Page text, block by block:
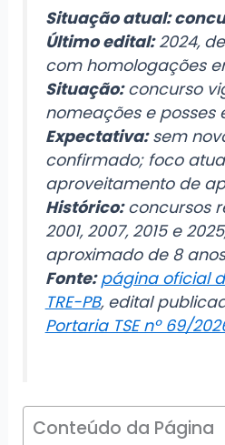
Situação atual:
Último edital:2024,
com homologações
Situação:concurso
nomeações e posses
Expectativa:sem
confirmado; foco
aproveitamento de
Histórico:concursos
2001, 2007, 2015 e
aproximado de 8 anos
Fonte: página oficial
TRE-PB, edital
Portaria TSE nº 69/
Conteúdo da Página